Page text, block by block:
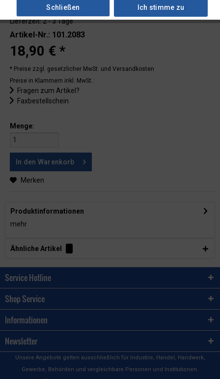
Lieferzeit: 2 - 3 Tage
Artikel-Nr.: 101.2083
18,90 € *
* Preise zzgl. gesetzlicher MwSt. und Versandkosten
Preise in Klammern inkl. MwSt.:
Fragen zum Artikel?
Faxbestellschein
Menge:
In den Warenkorb
Merken
Produktinformationen
mehr
Ähnliche Artikel
Service Hotline
Shop Service
Informationen
Newsletter
Unsere Angebote gelten ausschließlich für Industrie, Handel, Handwerk,
Gewerbe, Behörden und vergleichbare Personen und Institutionen.
Ich stimme zu
Schließen